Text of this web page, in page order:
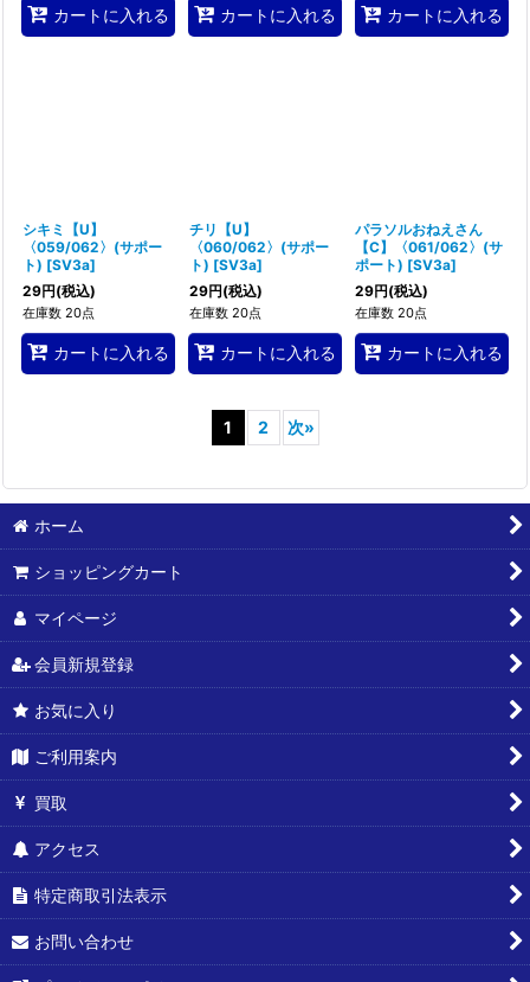
カートに入れる カートに入れる カートに入れる
シキミ【U】
〈059/062〉(サポー
ト) [SV3a]
29円(税込)
在庫数 20点
カートに入れる
チリ【U】
〈060/062〉(サポー
ト) [SV3a]
29円(税込)
在庫数 20点
カートに入れる
パラソルおねえさん
【C】〈061/062〉(サ
ポート) [SV3a]
29円(税込)
在庫数 20点
カートに入れる
1 2 次»
ホーム
ショッピングカート
マイページ
会員新規登録
お気に入り
ご利用案内
買取
アクセス
特定商取引法表示
お問い合わせ